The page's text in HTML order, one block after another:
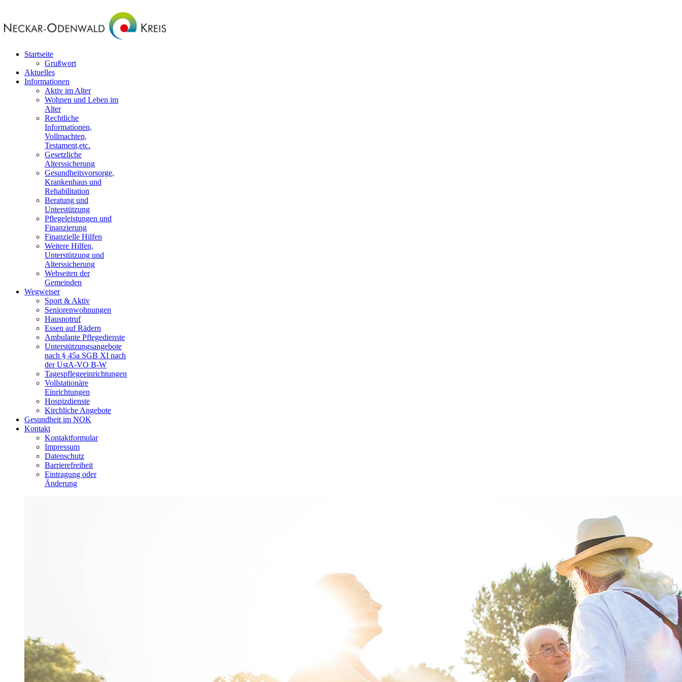
Startseite
Grußwort
Aktuelles
Informationen
Aktiv im Alter
Wohnen und Leben im
Alter
Rechtliche
Informationen,
Vollmachten,
Testament,etc.
Gesetzliche
Alterssicherung
Gesundheitsvorsorge,
Krankenhaus und
Rehabilitation
Beratung und
Unterstützung
Pflegeleistungen und
Finanzierung
Finanzielle Hilfen
Weitere Hilfen,
Unterstützung und
Alterssicherung
Webseiten der
Gemeinden
Wegweiser
Sport & Aktiv
Seniorenwohnungen
Hausnotruf
Essen auf Rädern
Ambulante Pflegedienste
Unterstützungsangebote
nach § 45a SGB XI nach
der UstA-VO B-W
Tagespflegeeinrichtungen
Vollstationäre
Einrichtungen
Hospizdienste
Kirchliche Angebote
Gesundheit im NOK
Kontakt
Kontaktformular
Impressum
Datenschutz
Barrierefreiheit
Eintragung oder
Änderung